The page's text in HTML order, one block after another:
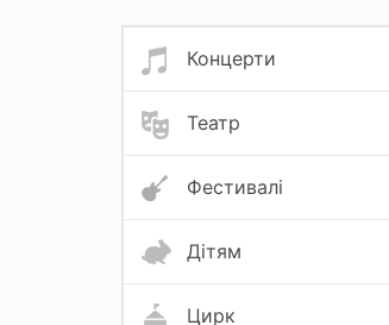
Концерти
Театр
Фестивалі
Дітям
Цирк